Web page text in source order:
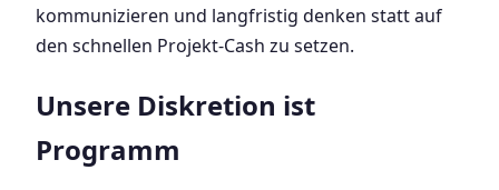
kommunizieren und langfristig denken statt auf
den schnellen Projekt-Cash zu setzen.
Unsere Diskretion ist
Programm